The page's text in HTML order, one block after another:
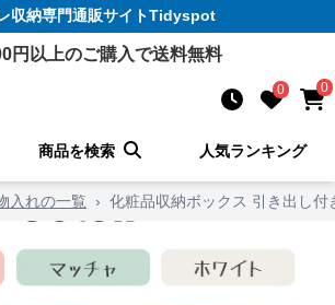
収納専門通販サイトTidyspot
円以上のご購入で送料無料
0 0
商品を検索 人気ランキング
入れの一覧 › 化粧品収納ボックス 引き出し付